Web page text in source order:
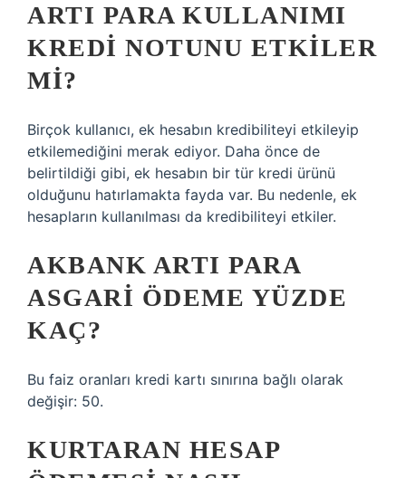
ARTI PARA KULLANIMI
KREDI NOTUNU ETKILER
MI?
Birçok kullanıcı, ek hesabın kredibiliteyi etkileyip
etkilemediğini merak ediyor. Daha önce de
belirtildiği gibi, ek hesabın bir tür kredi ürünü
olduğunu hatırlamakta fayda var. Bu nedenle, ek
hesapların kullanılması da kredibiliteyi etkiler.
AKBANK ARTI PARA
ASGARI ÖDEME YÜZDE
KAÇ?
Bu faiz oranları kredi kartı sınırına bağlı olarak
değişir: 50.
KURTARAN HESAP